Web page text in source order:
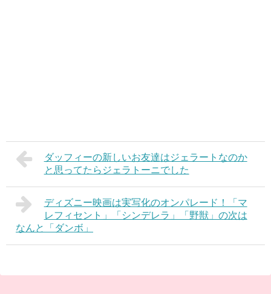
ダッフィーの新しいお友達はジェラートなのか
と思ってたらジェラトーニでした
ディズニー映画は実写化のオンパレード！「マ
レフィセント」「シンデレラ」「野獣」の次は
なんと「ダンボ」